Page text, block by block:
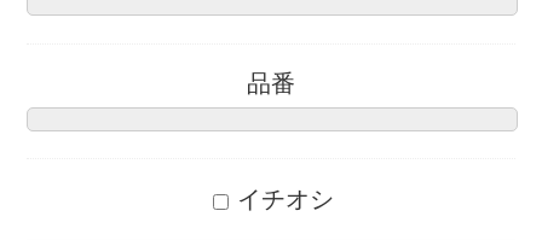
品番
イチオシ